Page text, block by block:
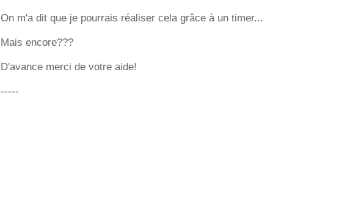
On m'a dit que je pourrais réaliser cela grâce à un timer...
Mais encore???
D'avance merci de votre aide!
-----